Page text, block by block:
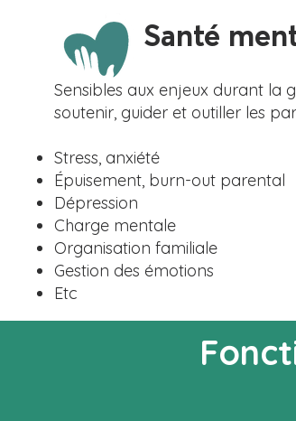
Santé
Sensibles aux enjeux durant la
soutenir, guider et outiller les
Stress, anxiété
Épuisement, burn-out parental
Dépression
Charge mentale
Organisation familiale
Gestion des émotions
Etc